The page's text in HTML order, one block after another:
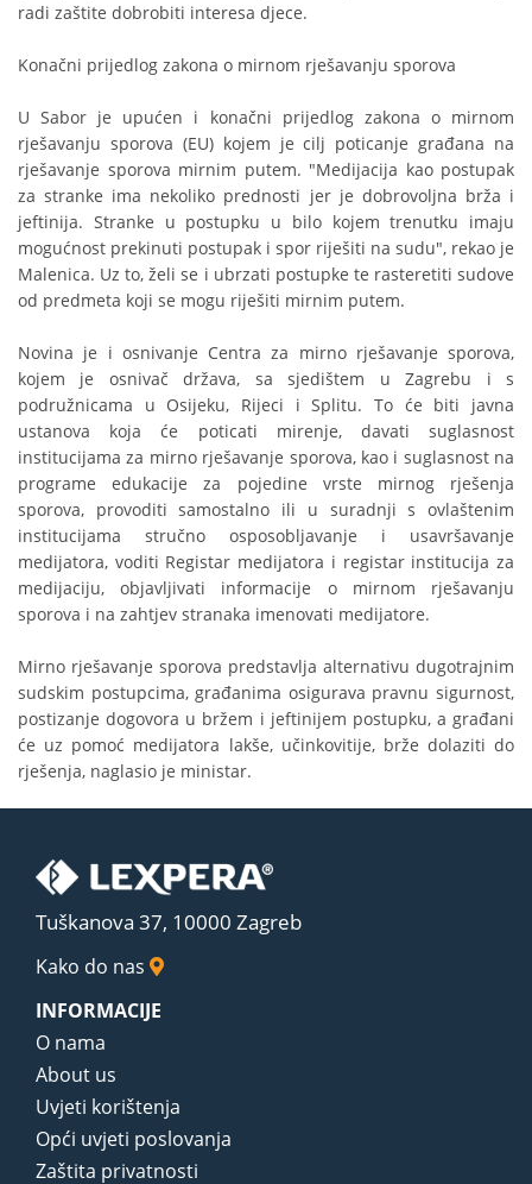
radi zaštite dobrobiti interesa djece.
Konačni prijedlog zakona o mirnom rješavanju sporova
U Sabor je upućen i konačni prijedlog zakona o mirnom
rješavanju sporova (EU) kojem je cilj poticanje građana na
rješavanje sporova mirnim putem. "Medijacija kao postupak
za stranke ima nekoliko prednosti jer je dobrovoljna brža i
jeftinija. Stranke u postupku u bilo kojem trenutku imaju
mogućnost prekinuti postupak i spor riješiti na sudu", rekao je
Malenica. Uz to, želi se i ubrzati postupke te rasteretiti sudove
od predmeta koji se mogu riješiti mirnim putem.
Novina je i osnivanje Centra za mirno rješavanje sporova,
kojem je osnivač država, sa sjedištem u Zagrebu i s
podružnicama u Osijeku, Rijeci i Splitu. To će biti javna
ustanova koja će poticati mirenje, davati suglasnost
institucijama za mirno rješavanje sporova, kao i suglasnost na
programe edukacije za pojedine vrste mirnog rješenja
sporova, provoditi samostalno ili u suradnji s ovlaštenim
institucijama stručno osposobljavanje i usavršavanje
medijatora, voditi Registar medijatora i registar institucija za
medijaciju, objavljivati informacije o mirnom rješavanju
sporova i na zahtjev stranaka imenovati medijatore.
Mirno rješavanje sporova predstavlja alternativu dugotrajnim
sudskim postupcima, građanima osigurava pravnu sigurnost,
postizanje dogovora u bržem i jeftinijem postupku, a građani
će uz pomoć medijatora lakše, učinkovitije, brže dolaziti do
rješenja, naglasio je ministar.
Tuškanova 37, 10000 Zagreb
Kako do nas
INFORMACIJE
O nama
About us
Uvjeti korištenja
Opći uvjeti poslovanja
Zaštita privatnosti